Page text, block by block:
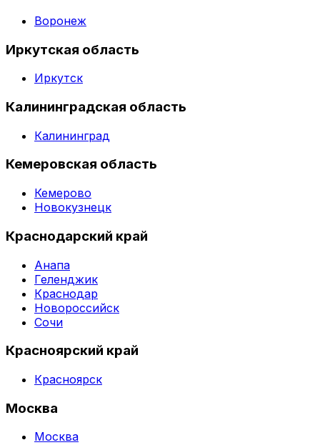
Воронеж
Иркутская область
Иркутск
Калининградская область
Калининград
Кемеровская область
Кемерово
Новокузнецк
Краснодарский край
Анапа
Геленджик
Краснодар
Новороссийск
Сочи
Красноярский край
Красноярск
Москва
Москва